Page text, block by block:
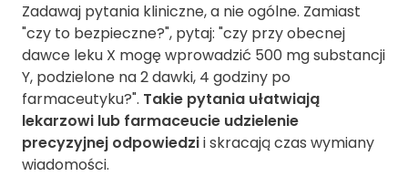
Zadawaj pytania kliniczne, a nie ogólne. Zamiast
"czy to bezpieczne?", pytaj: "czy przy obecnej
dawce leku X mogę wprowadzić 500 mg substancji
Y, podzielone na 2 dawki, 4 godziny po
farmaceutyku?". Takie pytania ułatwiają
lekarzowi lub farmaceucie udzielenie
precyzyjnej odpowiedzii skracają czas wymiany
wiadomości.